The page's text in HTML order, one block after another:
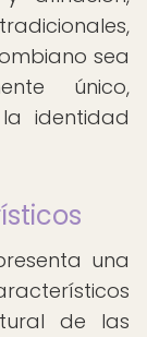
sea
único,
identidad
una
de las